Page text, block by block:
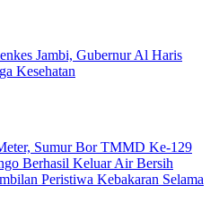
Jambi, Gubernur Al Haris
Kesehatan
Sumur Bor TMMD Ke-129
Berhasil Keluar Air Bersih
Peristiwa Kebakaran Selama